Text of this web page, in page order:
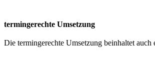
termingerechte Umsetzung
Die termingerechte Umsetzung beinhaltet